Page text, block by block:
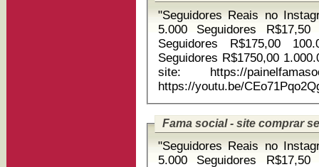
"Seguidores Reais no Instagram 1.000
5.000 Seguidores
Seguidores R$175,00
Seguidores R$1750,00 1.000.000
site: https://
https://youtu.be/
Fama social - site comprar
"Seguidores Reais no Instagram 1.000
5.000 Seguidores